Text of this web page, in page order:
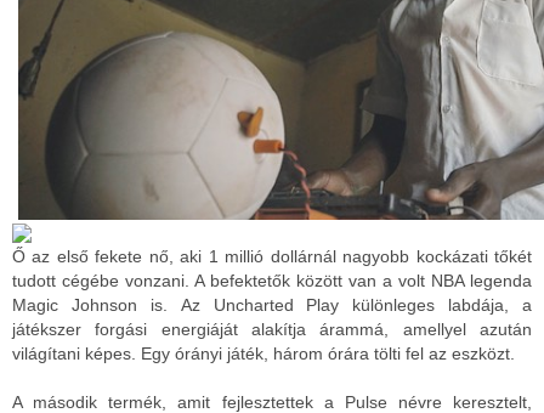
Ő az első fekete nő, aki 1 millió dollárnál nagyobb kockázati tőkét
tudott cégébe vonzani. A befektetők között van a volt NBA legenda
Magic Johnson is. Az Uncharted Play különleges labdája, a
játékszer forgási energiáját alakítja árammá, amellyel azután
világítani képes. Egy órányi játék, három órára tölti fel az eszközt.
A második termék, amit fejlesztettek a Pulse névre keresztelt,